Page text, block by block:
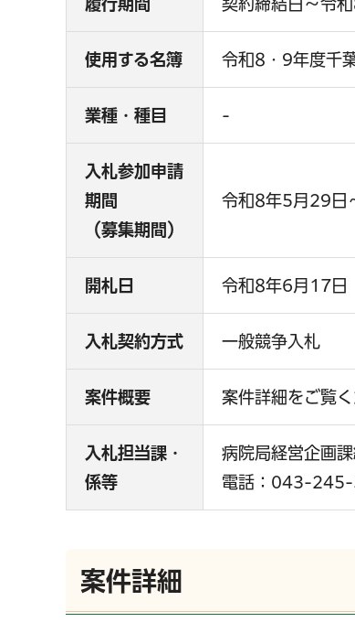
履行期間 契約締結日～令
使用する名簿 令和8・9年度千
業種・種目 -
入札参加申請
期間
（募集期間）
令和8年5月29日
開札日 令和8年6月17日
入札契約方式 一般競争入札
案件概要 案件詳細をご覧く
入札担当課・
係等
病院局経営企画
電話：043-
案件詳細